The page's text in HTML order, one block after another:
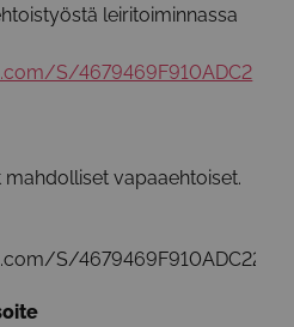
leiritoiminnassa
S/4679469F910ADC2
mahdolliset vapaaehtoiset.
S/4679469F910ADC22